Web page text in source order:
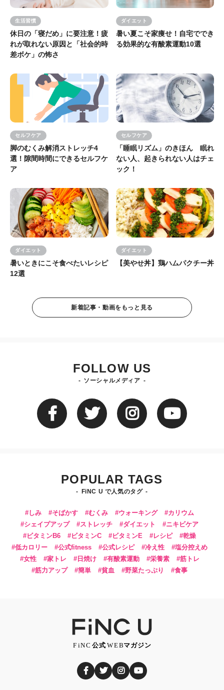
生活習慣
休日の「寝だめ」に要注意！疲
れが取れない原因と「社会的時
差ボケ」の怖さ
ダイエット
暑い夏こそ家痩せ！自宅ででき
る効果的な有酸素運動10選
セルフケア
脚のむくみ解消ストレッチ4
選！隙間時間にできるセルフケ
ア
セルフケア
「睡眠リズム」のきほん 眠れ
ない人、起きられない人はチェ
ック！
ダイエット
暑いときにこそ食べたいレシピ
12選
ダイエット
【美やせ丼】鶏ハムパクチー丼
新着記事・動画をもっと見る
FOLLOW US
ソーシャルメディア
POPULAR TAGS
FiNC U で人気のタグ
しみ そばかす むくみ ウォーキング
カリウム
シェイプアップ
ストレッチ ダイエット
ニキビケア
ビタミンB6
ビタミンC ビタミンE レシピ
乾燥
低カロリー
公式fitness 公式レシピ 冷え性
塩分控えめ
女性
家トレ 日焼け 有酸素運動 栄養素
筋トレ
筋力アップ
簡単 貧血 野菜たっぷり 食事